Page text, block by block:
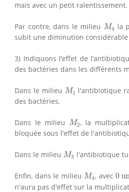
mais avec un petit ralentissement.
Par contre, dans le milieu M4
M4 la
subit une diminution
3) Indiquons l’effet de
des bactéries dans les différents
Dans le milieu M1
M1 l'antibiotique
des bactéries.
Dans le milieu M2
M2 , la
bloquée sous l'effet de
Dans le milieu M3
M3 l'antibiotique
Enfin, dans le milieuM4
M4 , avec0
0
n'aura pas d'effet sur la